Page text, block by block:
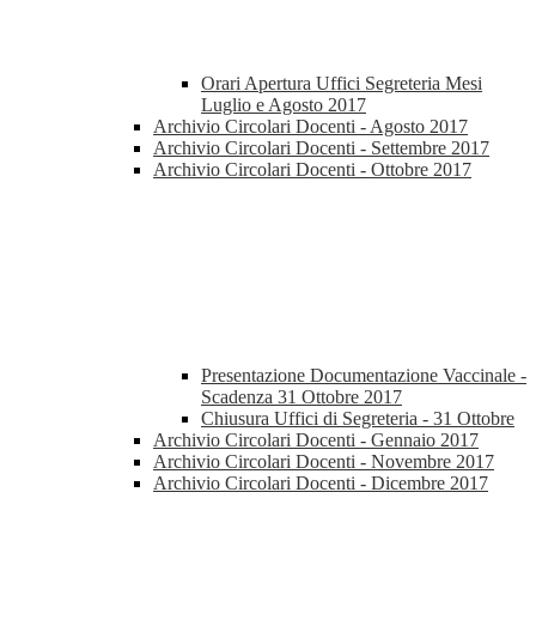
Orari Apertura Uffici Segreteria Mesi
Luglio e Agosto 2017
Archivio Circolari Docenti - Agosto 2017
Archivio Circolari Docenti - Settembre 2017
Archivio Circolari Docenti - Ottobre 2017
Presentazione Documentazione Vaccinale -
Scadenza 31 Ottobre 2017
Chiusura Uffici di Segreteria - 31 Ottobre
Archivio Circolari Docenti - Gennaio 2017
Archivio Circolari Docenti - Novembre 2017
Archivio Circolari Docenti - Dicembre 2017